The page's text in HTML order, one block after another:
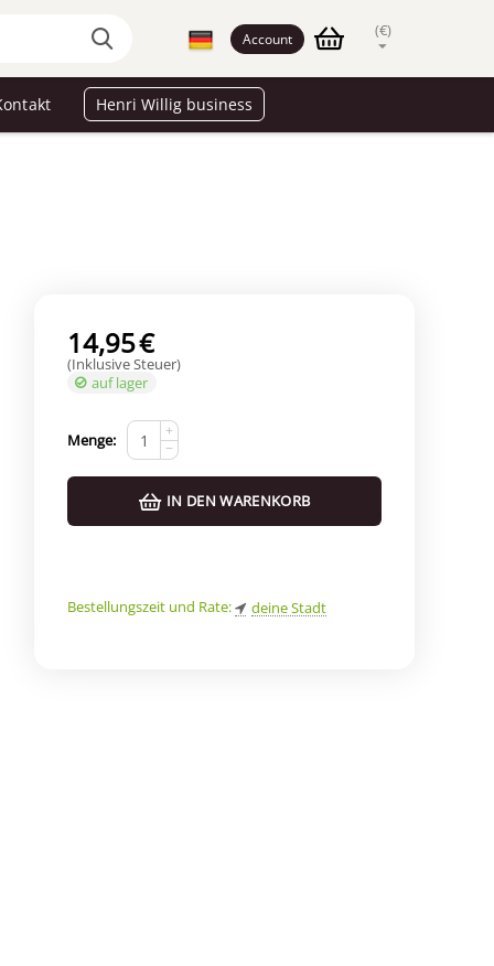
Account (€)
Henri Willig business
14,95€
(Inklusive Steuer)
auf lager
Menge:
+
−
IN DEN WARENKORB
Bestellungszeit und Rate: deine Stadt